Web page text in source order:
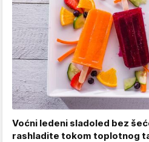
Voćni ledeni sladoled bez
rashladite tokom toplotnog